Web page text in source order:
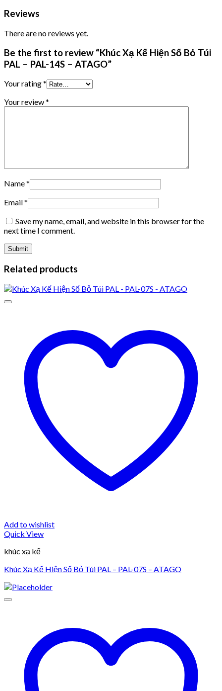
Reviews
There are no reviews yet.
Be the first to review “Khúc Xạ Kế Hiện Số Bỏ Túi
PAL – PAL-14S – ATAGO”
Your rating*
Your review*
Name*
Email*
Save my name, email, and website in this browser for the
next time I comment.
Related products
Add to wishlist
Quick View
khúc xạ kế
Khúc Xạ Kế Hiện Số Bỏ Túi PAL – PAL-07S – ATAGO